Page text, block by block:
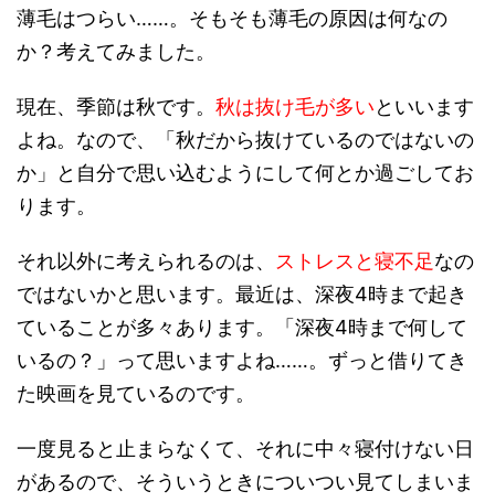
薄毛はつらい……。そもそも薄毛の原因は何なの
か？考えてみました。
現在、季節は秋です。 秋は抜け毛が多いといいます
よね。なので、「秋だから抜けているのではないの
か」と自分で思い込むようにして何とか過ごしてお
ります。
それ以外に考えられるのは、 ストレスと寝不足なの
ではないかと思います。最近は、深夜4時まで起き
ていることが多々あります。「深夜4時まで何して
いるの？」って思いますよね……。ずっと借りてき
た映画を見ているのです。
一度見ると止まらなくて、それに中々寝付けない日
があるので、そういうときについつい見てしまいま